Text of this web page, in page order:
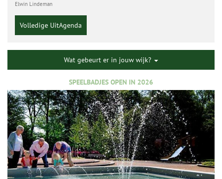
Elwin Lindeman
Volledige UitAgenda
Wat gebeurt er in jouw wijk?
SPEELBADJES OPEN IN 2026